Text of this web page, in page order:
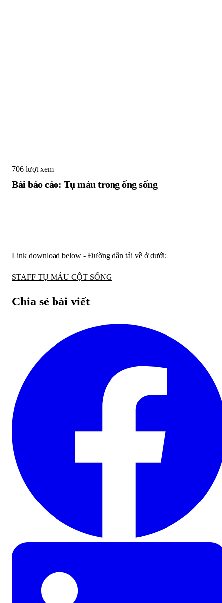
706 lượt xem
Bài báo cáo: Tụ máu trong ống sống
Link download below - Đường dẫn tải về ở dưới:
STAFF TỤ MÁU CỘT SỐNG
Chia sẻ bài viết